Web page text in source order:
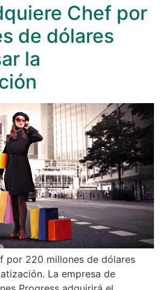
Chef por
de dólares
la
por 220 millones de dólares
La empresa de